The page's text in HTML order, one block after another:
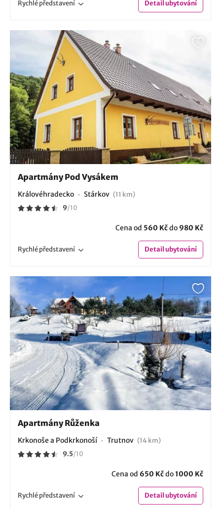
Rychlépředstavení Detailubytování
Apartmány Pod Vysákem
Královéhradecko Stárkov (11 km)
9/10
Cena od 560 Kčdo 980 Kč
Rychlépředstavení Detailubytování
Apartmány Růženka
Krkonoše a Podkrkonoší Trutnov (14 km)
9.5/10
Cena od 650 Kčdo1000 Kč
Rychlépředstavení Detailubytování